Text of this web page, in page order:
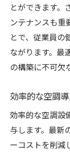
とができます。
ンテナンスも重
とで、従業員の
ながります。最
の構築に不可欠
効率的な空調
効率的な空調設
与します。最新
ーコストを削減